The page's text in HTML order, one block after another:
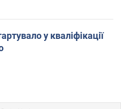
у кваліфікації